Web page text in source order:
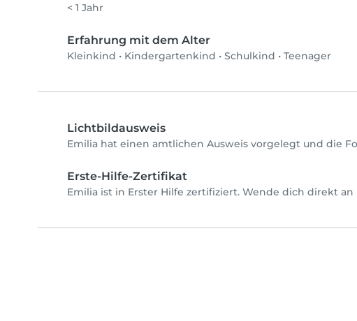
< 1 Jahr
Erfahrung mit dem Alter
Kleinkind • Kindergartenkind • Schulkind • Teenager
Lichtbildausweis
Emilia hat einen amtlichen Ausweis vorgelegt und die
Erste-Hilfe-Zertifikat
Emilia ist in Erster Hilfe zertifiziert. Wende dich direkt